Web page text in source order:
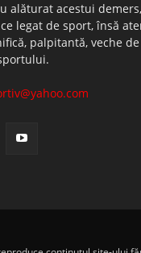
acestui
legat de sport, însă
palpitantă, veche